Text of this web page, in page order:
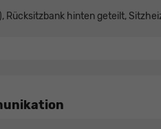
Rücksitzbank hinten geteilt,